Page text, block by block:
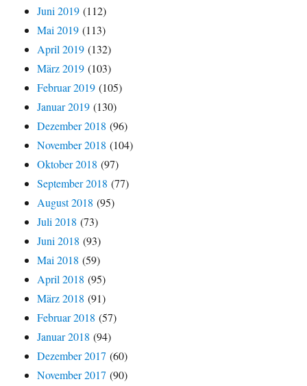
Juni 2019 (112)
Mai 2019 (113)
April 2019 (132)
März 2019 (103)
Februar 2019 (105)
Januar 2019 (130)
Dezember 2018 (96)
November 2018 (104)
Oktober 2018 (97)
September 2018 (77)
August 2018 (95)
Juli 2018 (73)
Juni 2018 (93)
Mai 2018 (59)
April 2018 (95)
März 2018 (91)
Februar 2018 (57)
Januar 2018 (94)
Dezember 2017 (60)
November 2017 (90)